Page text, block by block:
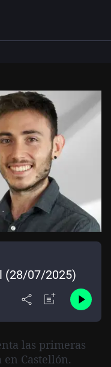
(28/07/2025)
las primeras
Castellón.